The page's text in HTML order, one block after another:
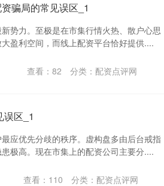
骗局的常见误区_1
势力。至极是在市集行情火热、散户心思
盈利空间，而线上配资平台恰好提供....
查看： 82 分类： 配资点评网
区_1
应优先分歧的秩序。虚构盘多由后台戒指
极高。现在市集上的配资公司主要分....
查看： 110 分类：配资点评网